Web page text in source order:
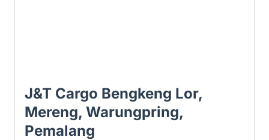
J&T Cargo Bengkeng Lor,
Mereng, Warungpring,
Pemalang